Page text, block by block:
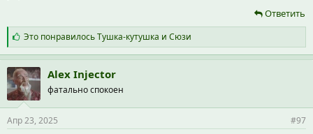
Ответить
С
и
м
п
а
т
и
:
Это понравилосьТушка-кутушка и Сюзи
Alex Injector
фатально спокоен
Апр 23, 2025 #97